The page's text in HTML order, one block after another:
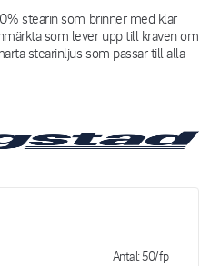
stearin som brinner med klar
som lever upp till kraven om
stearinljus som passar till alla
Antal: 50/fp